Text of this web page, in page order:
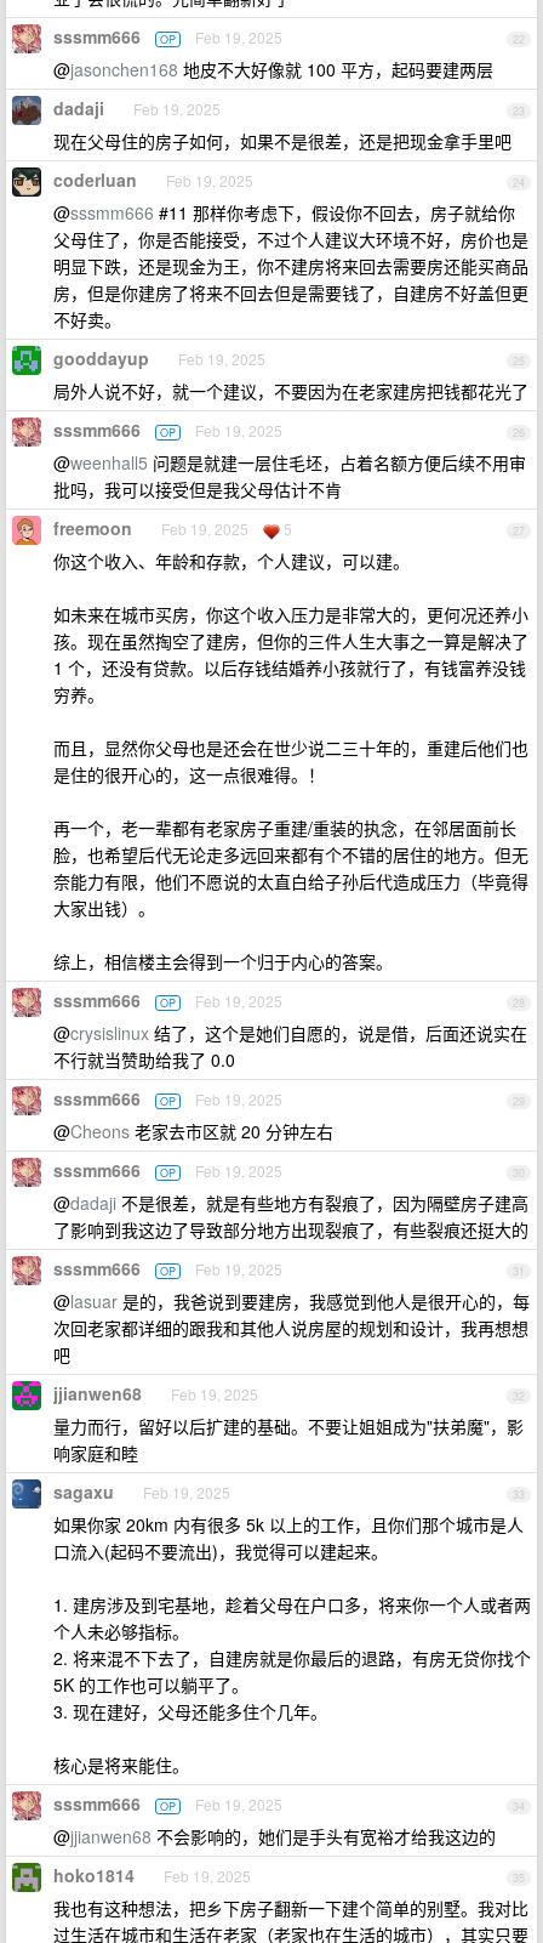
22
sssmm666 OP Feb 19, 2025
@jasonchen168 地皮不大好像就 100 平方，起码要建两层
23
dadaji Feb 19, 2025
现在父母住的房子如何，如果不是很差，还是把现金拿手里吧
24
coderluan Feb 19, 2025
@sssmm666 #11 那样你考虑下，假设你不回去，房子就给你
父母住了，你是否能接受，不过个人建议大环境不好，房价也是
明显下跌，还是现金为王，你不建房将来回去需要房还能买商品
房，但是你建房了将来不回去但是需要钱了，自建房不好盖但更
不好卖。
25
gooddayup Feb 19, 2025
局外人说不好，就一个建议，不要因为在老家建房把钱都花光了
26
sssmm666 OP Feb 19, 2025
@weenhall5 问题是就建一层住毛坯，占着名额方便后续不用审
批吗，我可以接受但是我父母估计不肯
27
freemoon Feb 19, 2025 5
你这个收入、年龄和存款，个人建议，可以建。
如未来在城市买房，你这个收入压力是非常大的，更何况还养小
孩。现在虽然掏空了建房，但你的三件人生大事之一算是解决了
1 个，还没有贷款。以后存钱结婚养小孩就行了，有钱富养没钱
穷养。
而且，显然你父母也是还会在世少说二三十年的，重建后他们也
是住的很开心的，这一点很难得。！
再一个，老一辈都有老家房子重建/重装的执念，在邻居面前长
脸，也希望后代无论走多远回来都有个不错的居住的地方。但无
奈能力有限，他们不愿说的太直白给子孙后代造成压力（毕竟得
大家出钱）。
综上，相信楼主会得到一个归于内心的答案。
28
sssmm666 OP Feb 19, 2025
@crysislinux 结了，这个是她们自愿的，说是借，后面还说实在
不行就当赞助给我了 0.0
29
sssmm666 OP Feb 19, 2025
@Cheons 老家去市区就 20 分钟左右
30
sssmm666 OP Feb 19, 2025
@dadaji 不是很差，就是有些地方有裂痕了，因为隔壁房子建高
了影响到我这边了导致部分地方出现裂痕了，有些裂痕还挺大的
31
sssmm666 OP Feb 19, 2025
@lasuar 是的，我爸说到要建房，我感觉到他人是很开心的，每
次回老家都详细的跟我和其他人说房屋的规划和设计，我再想想
吧
32
jjianwen68 Feb 19, 2025
量力而行，留好以后扩建的基础。不要让姐姐成为"扶弟魔"，影
响家庭和睦
33
sagaxu Feb 19, 2025
如果你家 20km 内有很多 5k 以上的工作，且你们那个城市是人
口流入(起码不要流出)，我觉得可以建起来。
1. 建房涉及到宅基地，趁着父母在户口多，将来你一个人或者两
个人未必够指标。
2. 将来混不下去了，自建房就是你最后的退路，有房无贷你找个
5K 的工作也可以躺平了。
3. 现在建好，父母还能多住个几年。
核心是将来能住。
34
sssmm666 OP Feb 19, 2025
@jjianwen68 不会影响的，她们是手头有宽裕才给我这边的
35
hoko1814 Feb 19, 2025
我也有这种想法，把乡下房子翻新一下建个简单的别墅。我对比
过生活在城市和生活在老家（老家也在生活的城市），其实只要